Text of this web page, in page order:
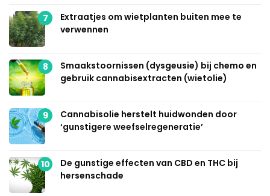
7
Extraatjes om wietplanten buiten mee te
verwennen
8
Smaakstoornissen (dysgeusie) bij chemo en
gebruik cannabisextracten (wietolie)
9
Cannabisolie herstelt huidwonden door
‘gunstigere weefselregeneratie’
10
De gunstige effecten van CBD en THC bij
hersenschade